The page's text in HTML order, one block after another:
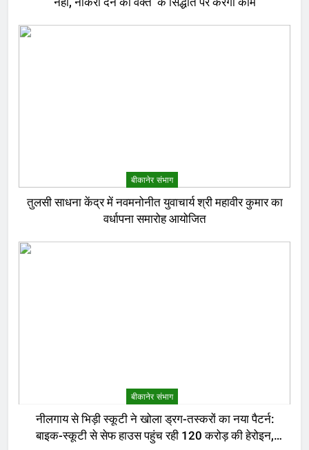
बीकानेर संभाग
तुलसी साधना केंद्र में नवमनोनीत युवाचार्य श्री महावीर कुमार का
वर्धापना समारोह आयोजित
बीकानेर संभाग
नीलगाय से भिड़ी स्कूटी ने खोला ड्रग-तस्करों का नया पैटर्न:
बाइक-स्कूटी से सेफ हाउस पहुंच रही 120 करोड़ की हेरोइन,